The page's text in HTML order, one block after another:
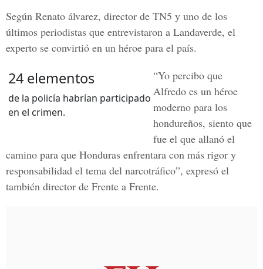
Según Renato álvarez, director de TN5 y uno de los
últimos periodistas que entrevistaron a Landaverde, el
experto se convirtió en un héroe para el país.
24 elementos
de la policía habrían participado
en el crimen.
“Yo percibo que
Alfredo es un héroe
moderno para los
hondureños, siento que
fue el que allanó el
camino para que Honduras enfrentara con más rigor y
responsabilidad el tema del narcotráfico”, expresó el
también director de Frente a Frente.